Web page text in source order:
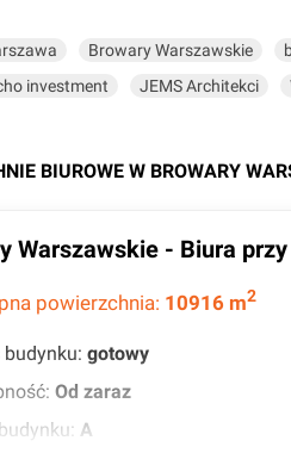
Browary Warszawskie
investment
JEMS Architekci
BIUROWE W BROWARY
Warszawskie - Biura
powierzchnia: 10916 m2
: gotowy
: Od zaraz
: A